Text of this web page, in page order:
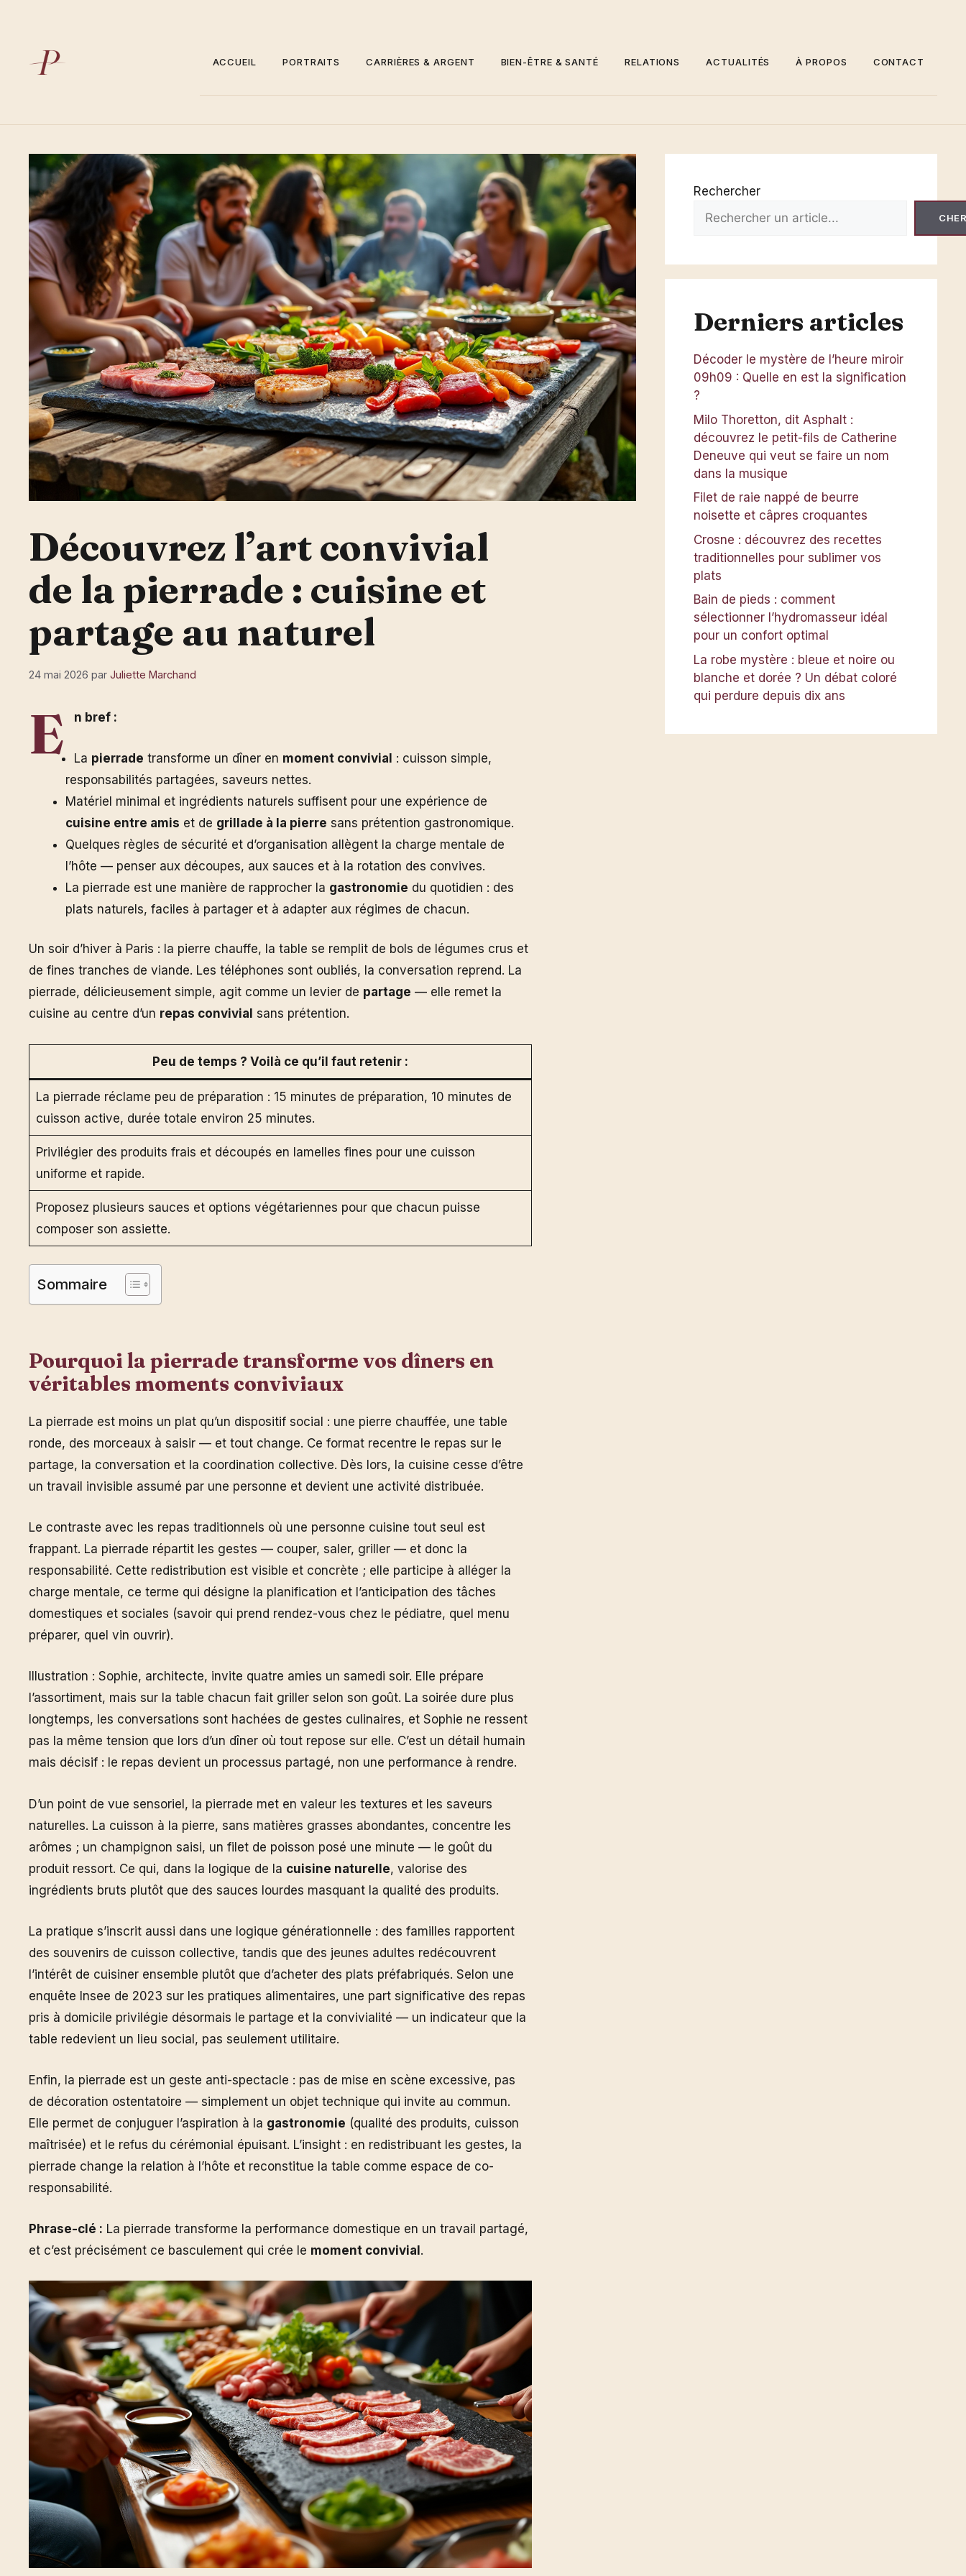
ACCUEIL PORTRAITS CARRIÈRES & ARGENT BIEN-ÊTRE & SANTÉ RELATIONS ACTUALITÉS À PROPOS CONTACT
Découvrez l’art convivial
de la pierrade : cuisine et
partage au naturel
24 mai 2026 par Juliette Marchand
E n bref :
La pierrade transforme un dîner en moment convivial : cuisson simple,
responsabilités partagées, saveurs nettes.
Matériel minimal et ingrédients naturels suffisent pour une expérience de
cuisine entre amis et de grillade à la pierre sans prétention gastronomique.
Quelques règles de sécurité et d’organisation allègent la charge mentale de
l’hôte — penser aux découpes, aux sauces et à la rotation des convives.
La pierrade est une manière de rapprocher la gastronomie du quotidien : des
plats naturels, faciles à partager et à adapter aux régimes de chacun.
Un soir d’hiver à Paris : la pierre chauffe, la table se remplit de bols de légumes crus et
de fines tranches de viande. Les téléphones sont oubliés, la conversation reprend. La
pierrade, délicieusement simple, agit comme un levier de partage — elle remet la
cuisine au centre d’un repas convivial sans prétention.
Peu de temps ? Voilà ce qu’il faut retenir :
La pierrade réclame peu de préparation : 15 minutes de préparation, 10 minutes de
cuisson active, durée totale environ 25 minutes.
Privilégier des produits frais et découpés en lamelles fines pour une cuisson
uniforme et rapide.
Proposez plusieurs sauces et options végétariennes pour que chacun puisse
composer son assiette.
Sommaire
Pourquoi la pierrade transforme vos dîners en
véritables moments conviviaux
La pierrade est moins un plat qu’un dispositif social : une pierre chauffée, une table
ronde, des morceaux à saisir — et tout change. Ce format recentre le repas sur le
partage, la conversation et la coordination collective. Dès lors, la cuisine cesse d’être
un travail invisible assumé par une personne et devient une activité distribuée.
Le contraste avec les repas traditionnels où une personne cuisine tout seul est
frappant. La pierrade répartit les gestes — couper, saler, griller — et donc la
responsabilité. Cette redistribution est visible et concrète ; elle participe à alléger la
charge mentale, ce terme qui désigne la planification et l’anticipation des tâches
domestiques et sociales (savoir qui prend rendez-vous chez le pédiatre, quel menu
préparer, quel vin ouvrir).
Illustration : Sophie, architecte, invite quatre amies un samedi soir. Elle prépare
l’assortiment, mais sur la table chacun fait griller selon son goût. La soirée dure plus
longtemps, les conversations sont hachées de gestes culinaires, et Sophie ne ressent
pas la même tension que lors d’un dîner où tout repose sur elle. C’est un détail humain
mais décisif : le repas devient un processus partagé, non une performance à rendre.
D’un point de vue sensoriel, la pierrade met en valeur les textures et les saveurs
naturelles. La cuisson à la pierre, sans matières grasses abondantes, concentre les
arômes ; un champignon saisi, un filet de poisson posé une minute — le goût du
produit ressort. Ce qui, dans la logique de la cuisine naturelle, valorise des
ingrédients bruts plutôt que des sauces lourdes masquant la qualité des produits.
La pratique s’inscrit aussi dans une logique générationnelle : des familles rapportent
des souvenirs de cuisson collective, tandis que des jeunes adultes redécouvrent
l’intérêt de cuisiner ensemble plutôt que d’acheter des plats préfabriqués. Selon une
enquête Insee de 2023 sur les pratiques alimentaires, une part significative des repas
pris à domicile privilégie désormais le partage et la convivialité — un indicateur que la
table redevient un lieu social, pas seulement utilitaire.
Enfin, la pierrade est un geste anti-spectacle : pas de mise en scène excessive, pas
de décoration ostentatoire — simplement un objet technique qui invite au commun.
Elle permet de conjuguer l’aspiration à la gastronomie (qualité des produits, cuisson
maîtrisée) et le refus du cérémonial épuisant. L’insight : en redistribuant les gestes, la
pierrade change la relation à l’hôte et reconstitue la table comme espace de co-
responsabilité.
Phrase-clé : La pierrade transforme la performance domestique en un travail partagé,
et c’est précisément ce basculement qui crée le moment convivial .
Rechercher
Derniers articles
Décoder le mystère de l’heure miroir
09h09 : Quelle en est la signification
?
Milo Thoretton, dit Asphalt :
découvrez le petit-fils de Catherine
Deneuve qui veut se faire un nom
dans la musique
Filet de raie nappé de beurre
noisette et câpres croquantes
Crosne : découvrez des recettes
traditionnelles pour sublimer vos
plats
Bain de pieds : comment
sélectionner l’hydromasseur idéal
pour un confort optimal
La robe mystère : bleue et noire ou
blanche et dorée ? Un débat coloré
qui perdure depuis dix ans